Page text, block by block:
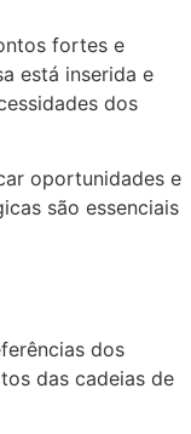
fortes e
está inserida e
dos
oportunidades e
são essenciais
dos
das cadeias de